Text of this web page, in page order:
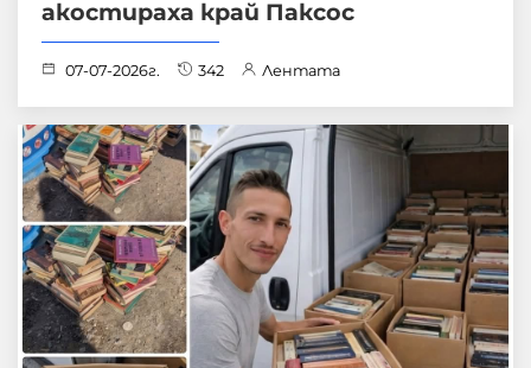
акостираха край Паксос
07-07-2026г. 342 Лентата